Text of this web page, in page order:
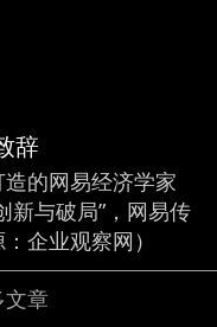
辞
的网易经济学家
新与破局”，网易传
企业观察网）
文章